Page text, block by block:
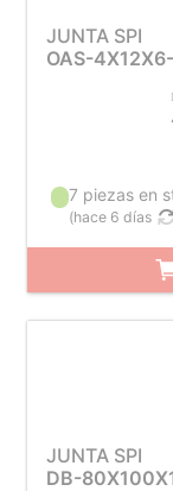
JUNTA SPI
OAS-
7 piezas en
(hace 6 días
JUNTA SPI
DB-